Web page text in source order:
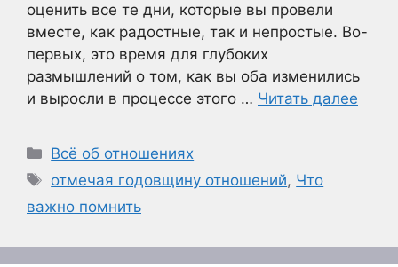
оценить все те дни, которые вы провели
вместе, как радостные, так и непростые. Во-
первых, это время для глубоких
размышлений о том, как вы оба изменились
и выросли в процессе этого … Читать далее
Рубрики
Всё об отношениях
Метки
отмечая годовщину отношений, Что
важно помнить